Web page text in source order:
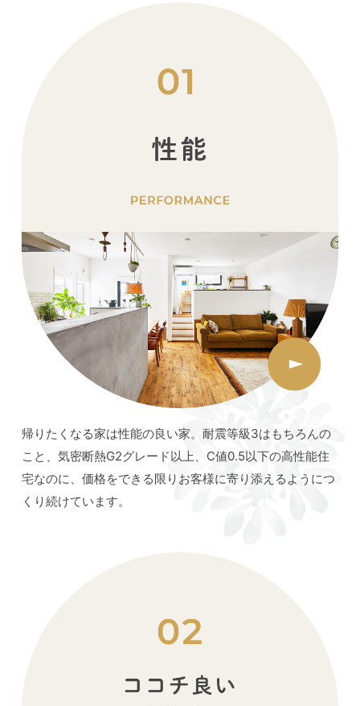
帰りたくなる家は性能の良い家。耐震等級3はもちろんの
こと、気密断熱G2グレード以上、C値0.5以下の高性能住
宅なのに、価格をできる限りお客様に寄り添えるようにつ
くり続けています。